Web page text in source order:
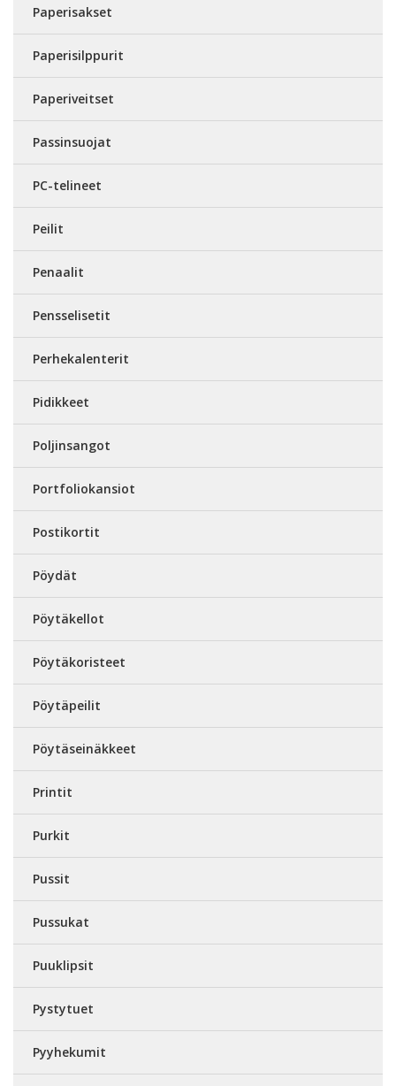
Paperisakset
Paperisilppurit
Paperiveitset
Passinsuojat
PC-telineet
Peilit
Penaalit
Pensselisetit
Perhekalenterit
Pidikkeet
Poljinsangot
Portfoliokansiot
Postikortit
Pöydät
Pöytäkellot
Pöytäkoristeet
Pöytäpeilit
Pöytäseinäkkeet
Printit
Purkit
Pussit
Pussukat
Puuklipsit
Pystytuet
Pyyhekumit